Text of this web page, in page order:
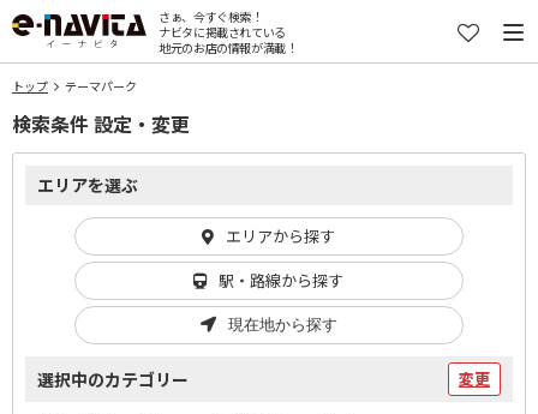
さぁ、今すぐ検索！
ナビタに掲載されている
地元のお店の情報が満載！
トップ テーマパーク
検索条件 設定・変更
エリアを選ぶ
エリアから探す
駅・路線から探す
現在地から探す
選択中のカテゴリー 変更